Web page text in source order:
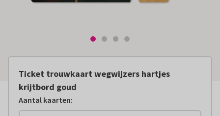
Ticket trouwkaart wegwijzers hartjes
krijtbord goud
Aantal kaarten: